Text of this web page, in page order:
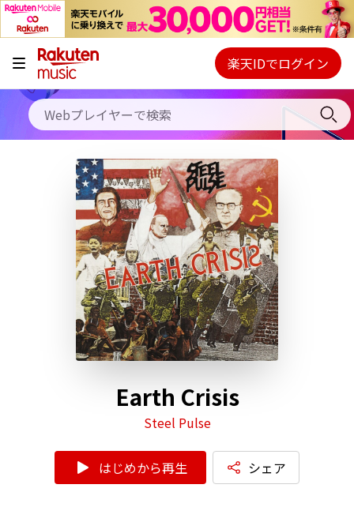
キャンペーン
料金プラン
使い方
初回30日間無料お試し
Webプレイヤー
ご契約内容の確認・変更
楽天IDでログイン
Earth Crisis
Steel Pulse
はじめから再生 シェア